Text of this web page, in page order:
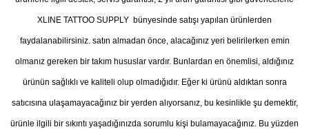
XLINE TATTOO SUPPLY bünyesinde satışı yapılan ürünlerden
faydalanabilirsiniz. satın almadan önce, alacağınız yeri belirilerken emin
olmanız gereken bir takım hususlar vardır. Bunlardan en önemlisi, aldığınız
ürünün sağlıklı ve kaliteli olup olmadığıdır. Eğer ki ürünü aldıktan sonra
satıcısına ulaşamayacağınız bir yerden alıyorsanız, bu kesinlikle şu demektir,
ürünle ilgili bir sıkıntı yaşadığınızda sorumlu kişi bulamayacağınız. Bu yüzden